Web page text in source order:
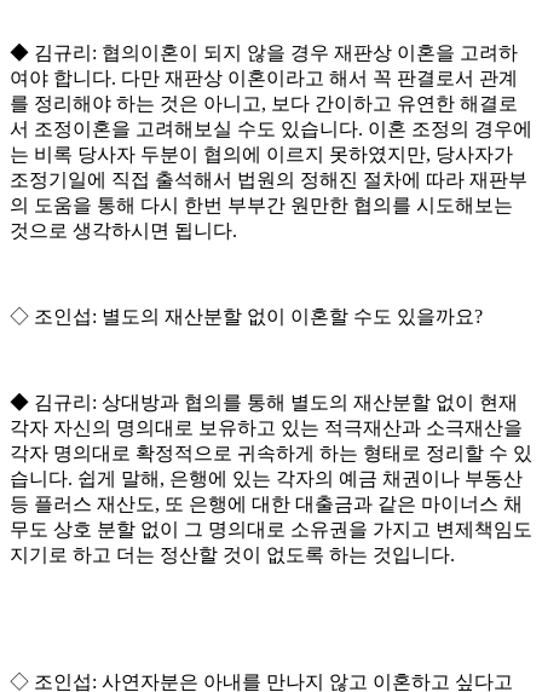
◆ 김규리 : 협의이혼이 되지 않을 경우 재판상 이혼을 고려하
여야 합니다. 다만 재판상 이혼이라고 해서 꼭 판결로서 관계
를 정리해야 하는 것은 아니고, 보다 간이하고 유연한 해결로
서 조정이혼을 고려해보실 수도 있습니다. 이혼 조정의 경우에
는 비록 당사자 두분이 협의에 이르지 못하였지만, 당사자가
조정기일에 직접 출석해서 법원의 정해진 절차에 따라 재판부
의 도움을 통해 다시 한번 부부간 원만한 협의를 시도해보는
것으로 생각하시면 됩니다.
◇ 조인섭: 별도의 재산분할 없이 이혼할 수도 있을까요?
◆ 김규리 : 상대방과 협의를 통해 별도의 재산분할 없이 현재
각자 자신의 명의대로 보유하고 있는 적극재산과 소극재산을
각자 명의대로 확정적으로 귀속하게 하는 형태로 정리할 수 있
습니다. 쉽게 말해 , 은행에 있는 각자의 예금 채권이나 부동산
등 플러스 재산도, 또 은행에 대한 대출금과 같은 마이너스 채
무도 상호 분할 없이 그 명의대로 소유권을 가지고 변제책임도
지기로 하고 더는 정산할 것이 없도록 하는 것입니다.
◇ 조인섭: 사연자분은 아내를 만나지 않고 이혼하고 싶다고